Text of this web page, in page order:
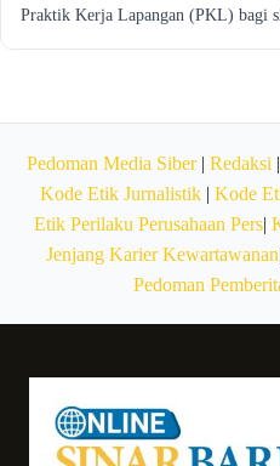
Praktik Kerja Lapangan (PKL) bagi
Pedoman Media Siber| Redaksi |
Kode Etik Jurnalistik| Kode
Etik Perilaku Perusahaan Pers|
Jenjang Karier Kewartawanan
Pedoman